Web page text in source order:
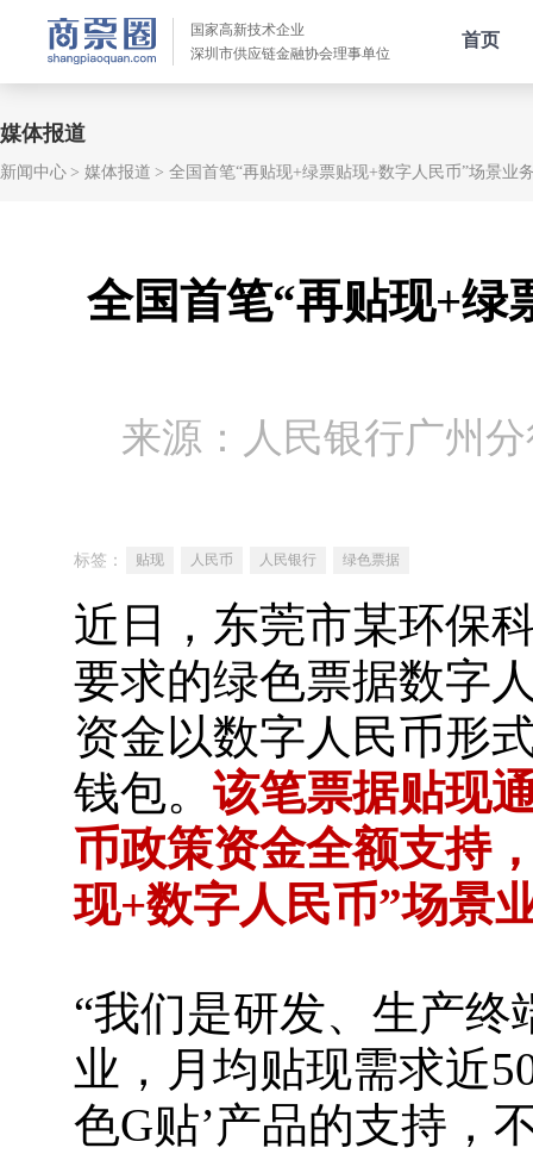
国家高新技术企业
深圳市供应链金融协会理事单位
首页
媒体报道
新闻中心 媒体报道 全国首笔“再贴现+绿票贴现+数字人民币”场景业
全国首笔“再贴现+绿
来源：人民银行广州
标签： 贴现 人民币 人民银行 绿色票据
近日，东莞市某环保
要求的绿色票据数字
资金以数字人民币形
钱包。 该笔票据贴现
币政策资金全额支持
现+数字人民币”场景
“我们是研发、生产
业，月均贴现需求近
色G贴’产品的支持，